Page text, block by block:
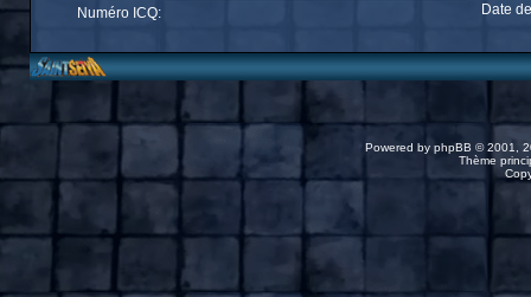
Date
Numéro ICQ:
Powered by phpBB © 2001,
Thème